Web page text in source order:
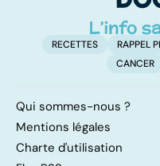
RECETTES RAPPEL
CANCER
Qui sommes-nous ?
Mentions légales
Charte d'utilisation